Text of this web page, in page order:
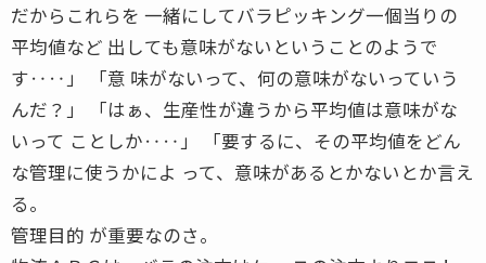
だからこれらを 一緒にしてバラピッキング一個当りの
平均値など 出しても意味がないということのようで
す‥‥」 「意 味がないって、何の意味がないっていう
んだ？」 「はぁ、生産性が違うから平均値は意味がな
いって ことしか‥‥」 「要するに、その平均値をどん
な管理に使うかによ って、意味があるとかないとか言え
る。
管理目的 が重要なのさ。